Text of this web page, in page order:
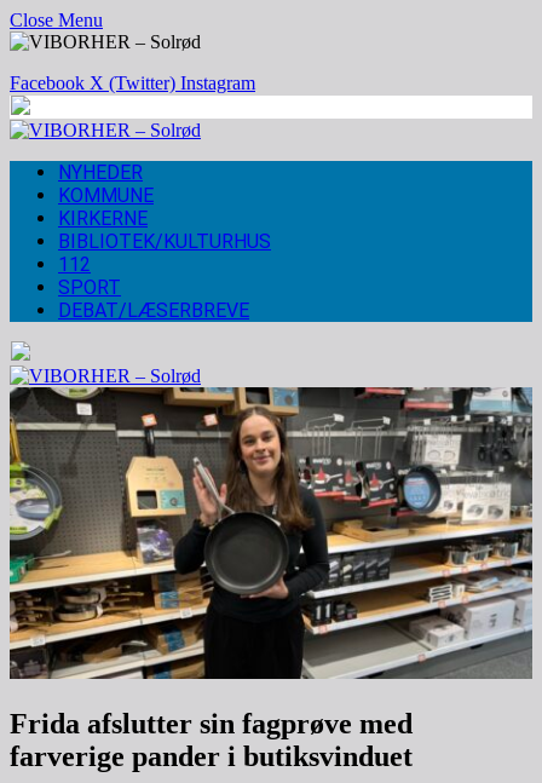
Close Menu
Facebook X (Twitter) Instagram
NYHEDER
KOMMUNE
KIRKERNE
BIBLIOTEK/KULTURHUS
112
SPORT
DEBAT/LÆSERBREVE
Frida afslutter sin fagprøve med
farverige pander i butiksvinduet